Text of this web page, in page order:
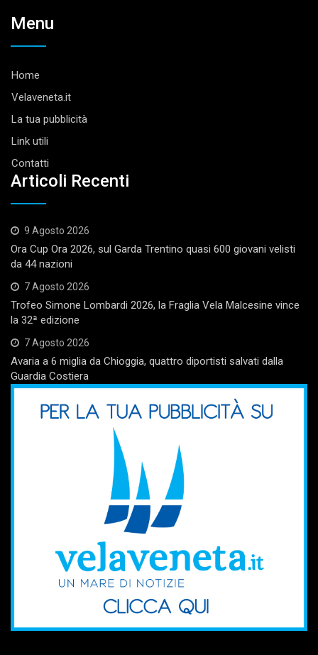
Menu
Home
Velaveneta.it
La tua pubblicità
Link utili
Contatti
Articoli Recenti
9 Agosto 2026
Ora Cup Ora 2026, sul Garda Trentino quasi 600 giovani velisti
da 44 nazioni
7 Agosto 2026
Trofeo Simone Lombardi 2026, la Fraglia Vela Malcesine vince
la 32ª edizione
7 Agosto 2026
Avaria a 6 miglia da Chioggia, quattro diportisti salvati dalla
Guardia Costiera